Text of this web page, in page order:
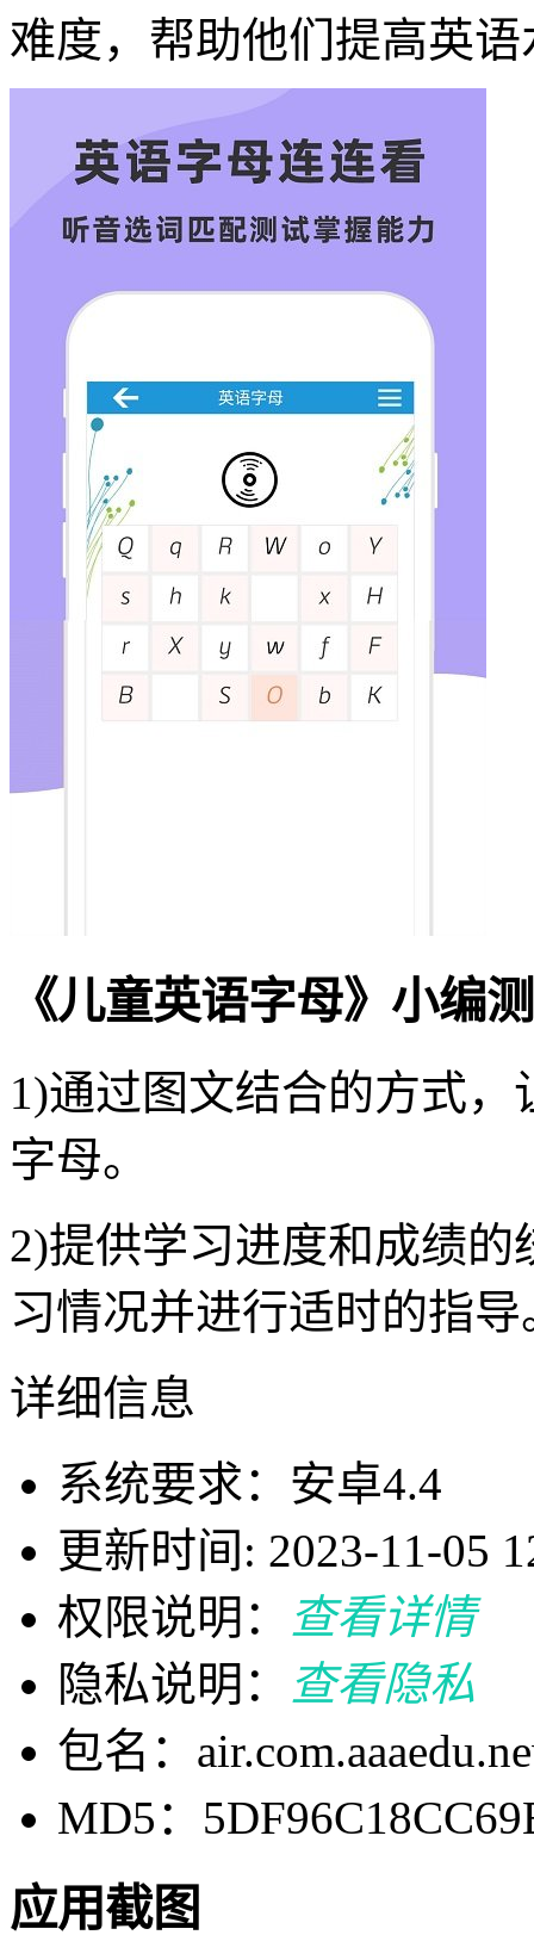
难度，帮助他们提高英语
《儿童英语字母》小编
1)通过图文结合的方式
字母。
2)提供学习进度和成绩
习情况并进行适时的指导
详细信息
系统要求：安卓4.4
更新时间: 2023-11-05
权限说明：
查看详情
隐私说明：
查看隐私
包名：
MD5：
应用截图